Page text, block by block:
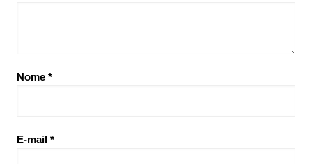
Nome *
E-mail *